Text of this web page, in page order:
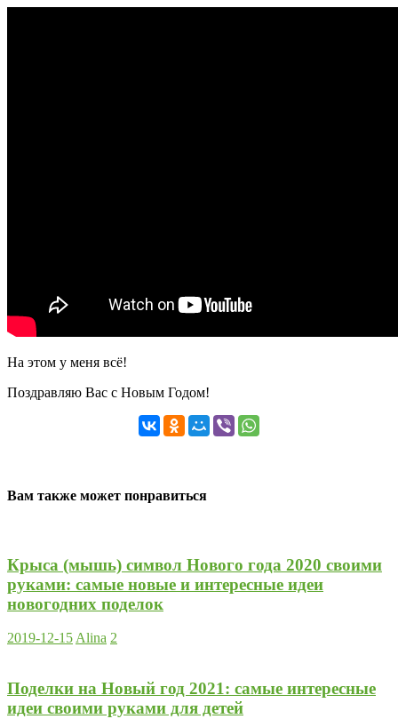
На этом у меня всё!
Поздравляю Вас с Новым Годом!
Вам также может понравиться
Крыса (мышь) символ Нового года 2020 своими
руками: самые новые и интересные идеи
новогодних поделок
2019-12-15 Alina 2
Поделки на Новый год 2021: самые интересные
идеи своими руками для детей